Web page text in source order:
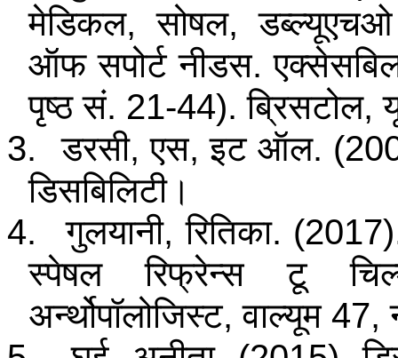
मेडिकल, सोषल,
ऑफ सपोर्ट नीडस.
पृष्ठ सं. 21-44). ब्रिसटोल,
3.
डरसी, एस, इट ऑल.
डिसबिलिटी।
4.
गुलयानी, रितिका.
स्पेषल रिफ्रेन्स टू
अर्न्थोपॉलोजिस्ट, वाल्यूम